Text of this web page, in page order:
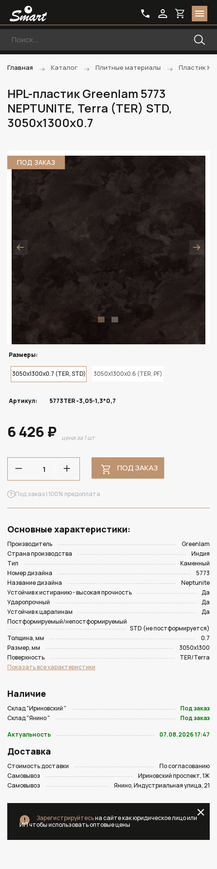
Главная Каталог Плитные материалы Пластик
HPL-пластик Greenlam 5773
NEPTUNITE, Terra (TER) STD,
3050х1300х0.7
ПОД ЗАКАЗ
Размеры:
3050x1300x0.7 (TER, STD) 3050x1300x0.6 (TER, PF)
Артикул: 5773TER -3,05-1,3*0,7
6 426 ₽ цена за 1 шт
ПОД ЗАКАЗ
Под заказ | 100% предоплата
Основные характеристики:
Производитель
Greenlam
Страна производства
Индия
Тип
Каменный
Номер дизайна
5773
Название дизайна
Neptunite
Устойчив к истиранию - высокая прочность
Да
Ударопрочный
Да
Устойчив к царапинам
Да
Постформируемый/непостформируемый
STD (не постформируется)
Толщина, мм
0.7
Размер, мм
3050х1300
Поверхность
TER/Terra
Показать все характеристики
Наличие
Склад "Ириновский "
Под заказ
Склад "Янино "
Под заказ
Актуальность
07.08.2026 17:47
Доставка
Стоимость доставки
По согласованию
Самовывоз
Ириновский проспект, 1Ж
Самовывоз
Янино, Индустриальная улица, 21
Зарегистрируйтесьна сайте как юридическое лицо или
ИП чтобы использовать оптовые цены